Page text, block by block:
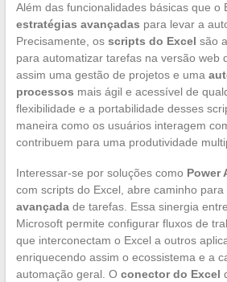
Além das funcionalidades básicas que o
estratégias avançadas para levar a
Precisamente, os scripts do Excel são
para automatizar tarefas na versão web
assim uma gestão de projetos e uma
processos mais ágil e acessível de
flexibilidade e a portabilidade desses
maneira como os usuários interagem
contribuem para uma produtividade
Interessar-se por soluções como Power
com scripts do Excel, abre caminho para
avançadade tarefas. Essa sinergia
Microsoft permite configurar fluxos de
que interconectam o Excel a outros
enriquecendo assim o ecossistema e a
automação geral. O conector do Excel